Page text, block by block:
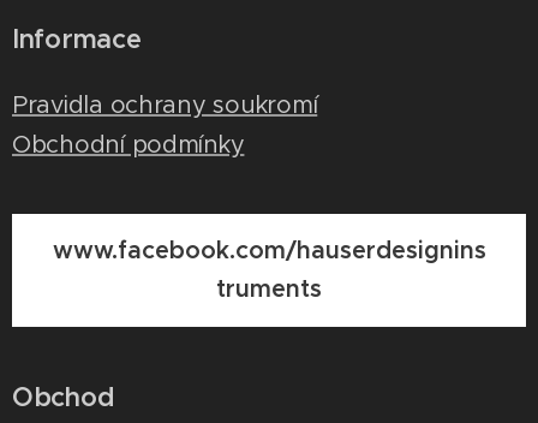
Informace
Pravidla ochrany soukromí
Obchodní podmínky
www.facebook.com/hauserdesignins
truments
Obchod